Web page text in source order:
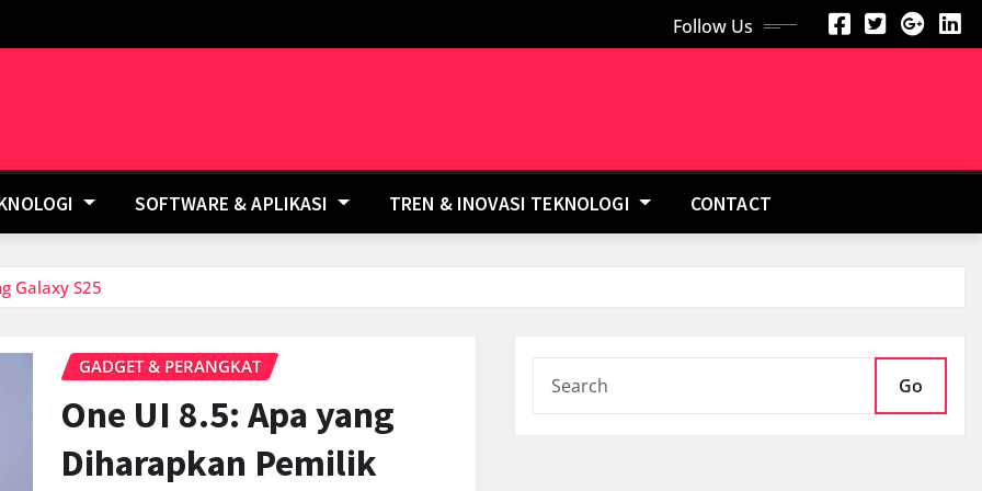
Follow Us
SOFTWARE & APLIKASI TREN & INOVASI TEKNOLOGI CONTACT
Galaxy S25
GADGET & PERANGKAT
One UI 8.5: Apa yang
Diharapkan Pemilik
Go